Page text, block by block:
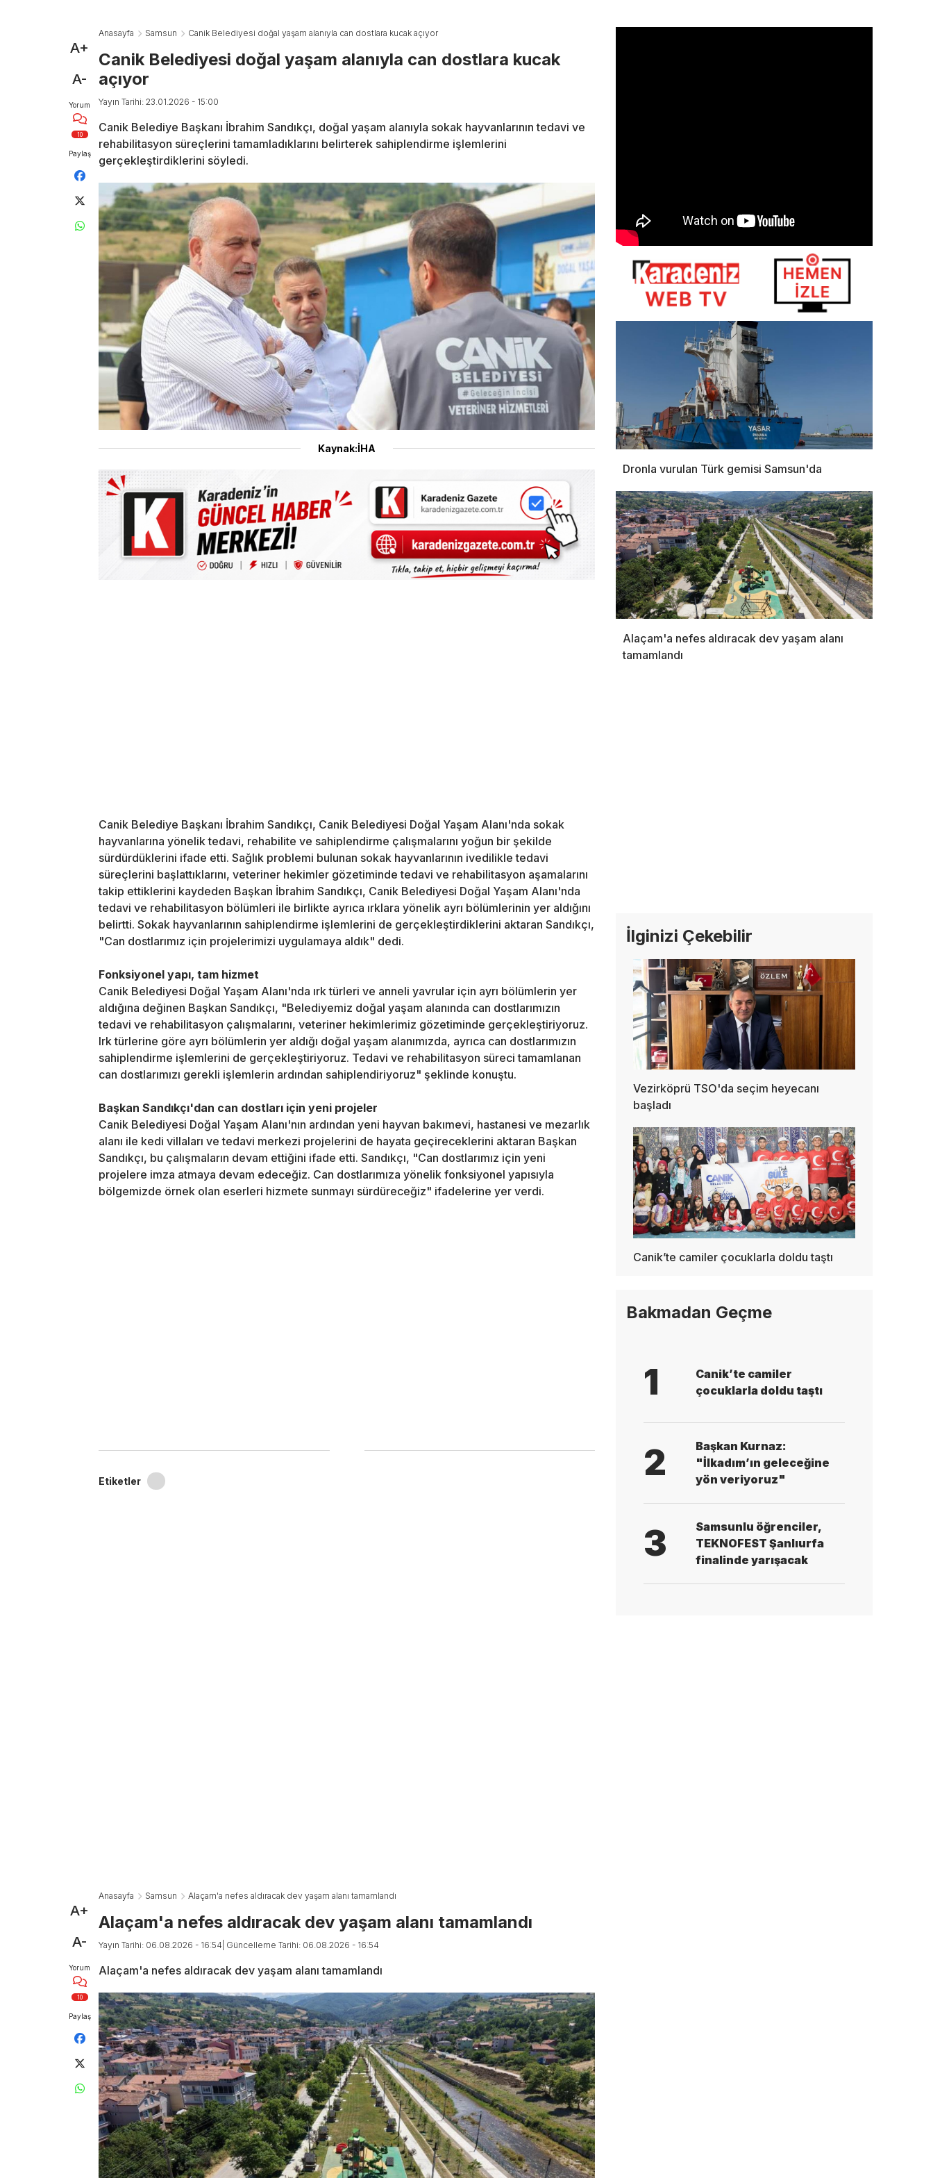
A+
A-
Yorum
10
Paylaş
Anasayfa Samsun Canik Belediyesi doğal yaşam alanıyla can dostlara kucak açıyor
Canik Belediyesi doğal yaşam alanıyla can dostlara kucak
açıyor
Yayın Tarihi: 23.01.2026 - 15:00
Canik Belediye Başkanı İbrahim Sandıkçı, doğal yaşam alanıyla sokak hayvanlarının tedavi ve
rehabilitasyon süreçlerini tamamladıklarını belirterek sahiplendirme işlemlerini
gerçekleştirdiklerini söyledi.
Kaynak:İHA
Canik Belediye Başkanı İbrahim Sandıkçı, Canik Belediyesi Doğal Yaşam Alanı'nda sokak
hayvanlarına yönelik tedavi, rehabilite ve sahiplendirme çalışmalarını yoğun bir şekilde
sürdürdüklerini ifade etti. Sağlık problemi bulunan sokak hayvanlarının ivedilikle tedavi
süreçlerini başlattıklarını, veteriner hekimler gözetiminde tedavi ve rehabilitasyon aşamalarını
takip ettiklerini kaydeden Başkan İbrahim Sandıkçı, Canik Belediyesi Doğal Yaşam Alanı'nda
tedavi ve rehabilitasyon bölümleri ile birlikte ayrıca ırklara yönelik ayrı bölümlerinin yer aldığını
belirtti. Sokak hayvanlarının sahiplendirme işlemlerini de gerçekleştirdiklerini aktaran Sandıkçı,
"Can dostlarımız için projelerimizi uygulamaya aldık" dedi.
Fonksiyonel yapı, tam hizmet
Canik Belediyesi Doğal Yaşam Alanı'nda ırk türleri ve anneli yavrular için ayrı bölümlerin yer
aldığına değinen Başkan Sandıkçı, "Belediyemiz doğal yaşam alanında can dostlarımızın
tedavi ve rehabilitasyon çalışmalarını, veteriner hekimlerimiz gözetiminde gerçekleştiriyoruz.
Irk türlerine göre ayrı bölümlerin yer aldığı doğal yaşam alanımızda, ayrıca can dostlarımızın
sahiplendirme işlemlerini de gerçekleştiriyoruz. Tedavi ve rehabilitasyon süreci tamamlanan
can dostlarımızı gerekli işlemlerin ardından sahiplendiriyoruz" şeklinde konuştu.
Başkan Sandıkçı'dan can dostları için yeni projeler
Canik Belediyesi Doğal Yaşam Alanı'nın ardından yeni hayvan bakımevi, hastanesi ve mezarlık
alanı ile kedi villaları ve tedavi merkezi projelerini de hayata geçireceklerini aktaran Başkan
Sandıkçı, bu çalışmaların devam ettiğini ifade etti. Sandıkçı, "Can dostlarımız için yeni
projelere imza atmaya devam edeceğiz. Can dostlarımıza yönelik fonksiyonel yapısıyla
bölgemizde örnek olan eserleri hizmete sunmayı sürdüreceğiz" ifadelerine yer verdi.
Etiketler
A+
A-
Yorum
10
Paylaş
Anasayfa Samsun Alaçam'a nefes aldıracak dev yaşam alanı tamamlandı
Alaçam'a nefes aldıracak dev yaşam alanı tamamlandı
Yayın Tarihi: 06.08.2026 - 16:54 | Güncelleme Tarihi: 06.08.2026 - 16:54
Alaçam'a nefes aldıracak dev yaşam alanı tamamlandı
Dronla vurulan Türk gemisi Samsun'da
Alaçam'a nefes aldıracak dev yaşam alanı
tamamlandı
İlginizi Çekebilir
Vezirköprü TSO'da seçim heyecanı
başladı
Canik’te camiler çocuklarla doldu taştı
Bakmadan Geçme
1
Canik’te camiler
çocuklarla doldu taştı
2
Başkan Kurnaz:
"İlkadım’ın geleceğine
yön veriyoruz"
3
Samsunlu öğrenciler,
TEKNOFEST Şanlıurfa
finalinde yarışacak